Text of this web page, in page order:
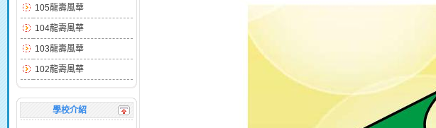
105龍壽風華
104龍壽風華
103龍壽風華
102龍壽風華
學校介紹